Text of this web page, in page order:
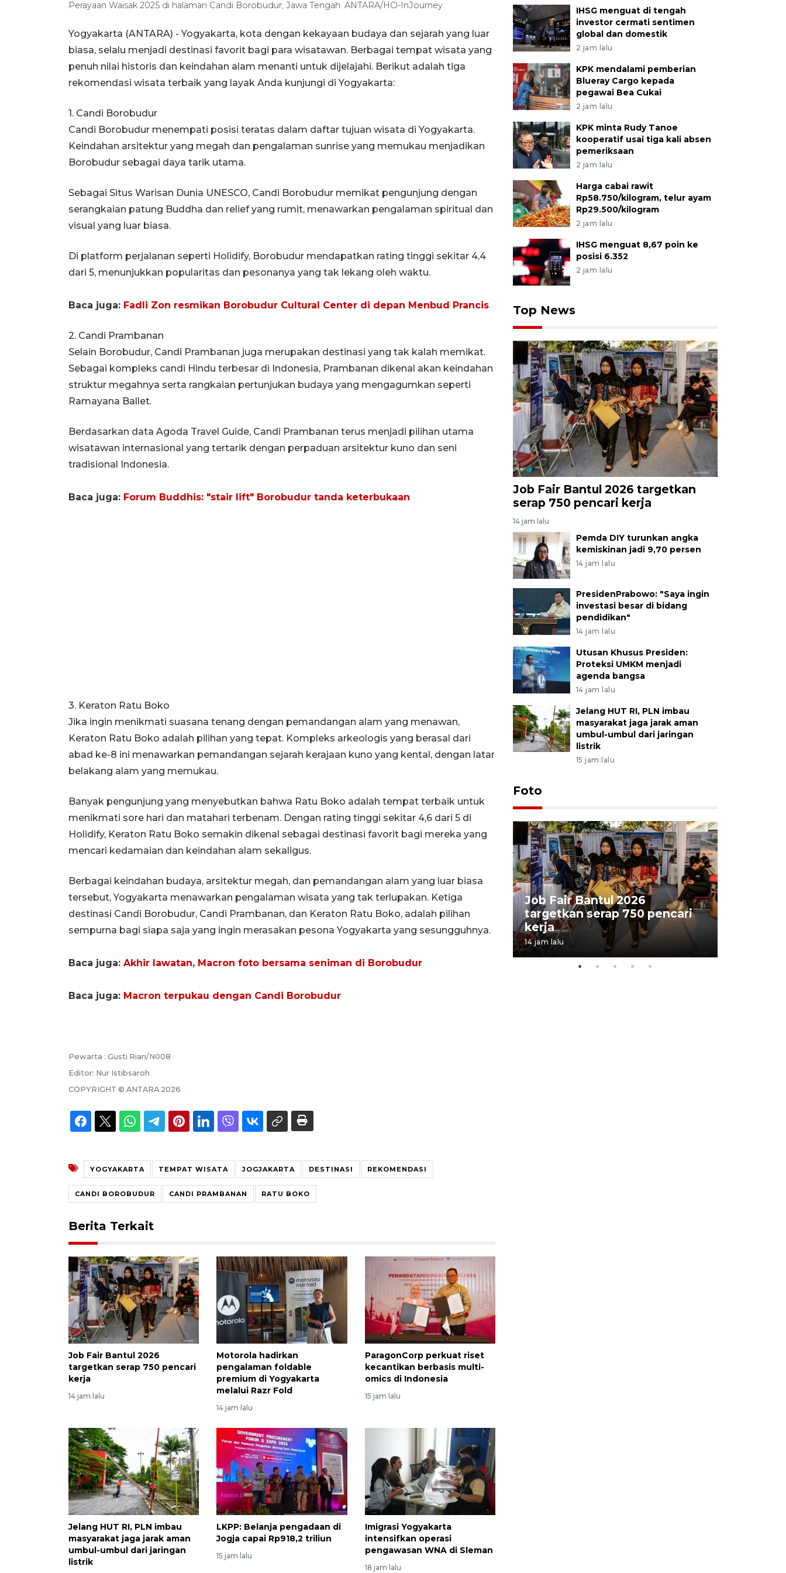
Perayaan Waisak 2025 di halaman Candi Borobudur, Jawa Tengah. ANTARA/HO-InJourney
Yogyakarta (ANTARA) - Yogyakarta, kota dengan kekayaan budaya dan sejarah yang luar
biasa, selalu menjadi destinasi favorit bagi para wisatawan. Berbagai tempat wisata yang
penuh nilai historis dan keindahan alam menanti untuk dijelajahi. Berikut adalah tiga
rekomendasi wisata terbaik yang layak Anda kunjungi di Yogyakarta:
1. Candi Borobudur
Candi Borobudur menempati posisi teratas dalam daftar tujuan wisata di Yogyakarta.
Keindahan arsitektur yang megah dan pengalaman sunrise yang memukau menjadikan
Borobudur sebagai daya tarik utama.
Sebagai Situs Warisan Dunia UNESCO, Candi Borobudur memikat pengunjung dengan
serangkaian patung Buddha dan relief yang rumit, menawarkan pengalaman spiritual dan
visual yang luar biasa.
Di platform perjalanan seperti Holidify, Borobudur mendapatkan rating tinggi sekitar 4,4
dari 5, menunjukkan popularitas dan pesonanya yang tak lekang oleh waktu.
Baca juga: Fadli Zon resmikan Borobudur Cultural Center di depan Menbud Prancis
2. Candi Prambanan
Selain Borobudur, Candi Prambanan juga merupakan destinasi yang tak kalah memikat.
Sebagai kompleks candi Hindu terbesar di Indonesia, Prambanan dikenal akan keindahan
struktur megahnya serta rangkaian pertunjukan budaya yang mengagumkan seperti
Ramayana Ballet.
Berdasarkan data Agoda Travel Guide, Candi Prambanan terus menjadi pilihan utama
wisatawan internasional yang tertarik dengan perpaduan arsitektur kuno dan seni
tradisional Indonesia.
Baca juga: Forum Buddhis: "stair lift" Borobudur tanda keterbukaan
3. Keraton Ratu Boko
Jika ingin menikmati suasana tenang dengan pemandangan alam yang menawan,
Keraton Ratu Boko adalah pilihan yang tepat. Kompleks arkeologis yang berasal dari
abad ke-8 ini menawarkan pemandangan sejarah kerajaan kuno yang kental, dengan latar
belakang alam yang memukau.
Banyak pengunjung yang menyebutkan bahwa Ratu Boko adalah tempat terbaik untuk
menikmati sore hari dan matahari terbenam. Dengan rating tinggi sekitar 4,6 dari 5 di
Holidify, Keraton Ratu Boko semakin dikenal sebagai destinasi favorit bagi mereka yang
mencari kedamaian dan keindahan alam sekaligus.
Berbagai keindahan budaya, arsitektur megah, dan pemandangan alam yang luar biasa
tersebut, Yogyakarta menawarkan pengalaman wisata yang tak terlupakan. Ketiga
destinasi Candi Borobudur, Candi Prambanan, dan Keraton Ratu Boko, adalah pilihan
sempurna bagi siapa saja yang ingin merasakan pesona Yogyakarta yang sesungguhnya.
Baca juga: Akhir lawatan, Macron foto bersama seniman di Borobudur
Baca juga: Macron terpukau dengan Candi Borobudur
Pewarta : Gusti Rian/N008
Editor: Nur Istibsaroh
COPYRIGHT © ANTARA 2026
YOGYAKARTA TEMPAT WISATA JOGJAKARTA DESTINASI REKOMENDASI
CANDI BOROBUDUR CANDI PRAMBANAN RATU BOKO
Berita Terkait
Job Fair Bantul 2026
targetkan serap 750 pencari
kerja
14 jam lalu
Motorola hadirkan
pengalaman foldable
premium di Yogyakarta
melalui Razr Fold
14 jam lalu
ParagonCorp perkuat riset
kecantikan berbasis multi-
omics di Indonesia
15 jam lalu
Jelang HUT RI, PLN imbau
masyarakat jaga jarak aman
umbul-umbul dari jaringan
listrik
LKPP: Belanja pengadaan di
Jogja capai Rp918,2 triliun
15 jam lalu
Imigrasi Yogyakarta
intensifkan operasi
pengawasan WNA di Sleman
18 jam lalu
IHSG menguat di tengah
investor cermati sentimen
global dan domestik
2 jam lalu
KPK mendalami pemberian
Blueray Cargo kepada
pegawai Bea Cukai
2 jam lalu
KPK minta Rudy Tanoe
kooperatif usai tiga kali absen
pemeriksaan
2 jam lalu
Harga cabai rawit
Rp58.750/kilogram, telur ayam
Rp29.500/kilogram
2 jam lalu
IHSG menguat 8,67 poin ke
posisi 6.352
2 jam lalu
Top News
Job Fair Bantul 2026 targetkan
serap 750 pencari kerja
14 jam lalu
Pemda DIY turunkan angka
kemiskinan jadi 9,70 persen
14 jam lalu
PresidenPrabowo: "Saya ingin
investasi besar di bidang
pendidikan"
14 jam lalu
Utusan Khusus Presiden:
Proteksi UMKM menjadi
agenda bangsa
14 jam lalu
Jelang HUT RI, PLN imbau
masyarakat jaga jarak aman
umbul-umbul dari jaringan
listrik
15 jam lalu
Foto
Pameran seni rupa karya
seniman neurodivergen
Job Fair Bantul 2026
targetkan serap 750 pencari
kerja
14 jam lalu